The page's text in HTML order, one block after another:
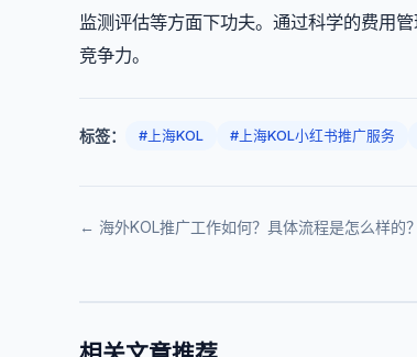
监测评估等方面下功夫。通过科学的费用
竞争力。
标签： #上海KOL #上海KOL小红书推广服务
← 海外KOL推广工作如何？具体流程是怎么样的？